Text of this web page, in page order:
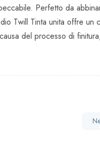
Perfetto da
Twill Tinta unita offre un
del processo di